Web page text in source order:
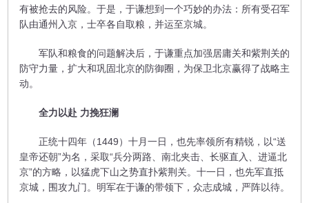
有被抢去的风险。于是，于谦想到一个巧妙的办法：所有受召军
队由通州入京，士卒各自取粮，并运至京城。
军队和粮食的问题解决后，于谦重点加强居庸关和紫荆关的
防守力量，扩大和巩固北京的防御圈，为保卫北京赢得了战略主
动。
全力以赴 力挽狂澜
正统十四年（1449）十月一日，也先率领所有精锐，以“送
皇帝还朝”为名，采取“兵分两路、南北夹击、长驱直入、进逼北
京”的方略，以猛虎下山之势直扑紫荆关。十一日，也先军直抵
京城，围攻九门。明军在于谦的带领下，众志成城，严阵以待。